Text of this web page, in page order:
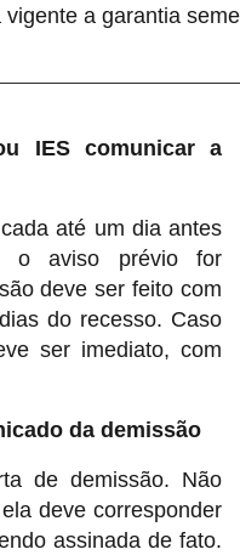
a garantia
IES comunicar a
até um dia antes
o aviso prévio for
deve ser feito com
do recesso. Caso
ser imediato, com
da demissão
de demissão. Não
deve corresponder
assinada de fato.